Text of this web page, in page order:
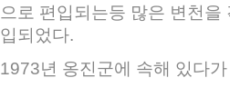
으로 편입되는등 많은 변천
입되었다.
1973년 옹진군에 속해 있다